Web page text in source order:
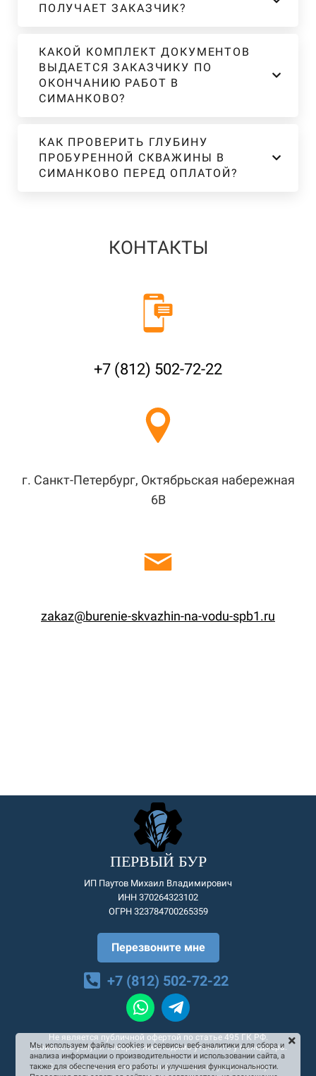
ПОЛУЧАЕТ ЗАКАЗЧИК?
КАКОЙ КОМПЛЕКТ ДОКУМЕНТОВ
ВЫДАЕТСЯ ЗАКАЗЧИКУ ПО
ОКОНЧАНИЮ РАБОТ В
СИМАНКОВО?
КАК ПРОВЕРИТЬ ГЛУБИНУ
ПРОБУРЕННОЙ СКВАЖИНЫ В
СИМАНКОВО ПЕРЕД ОПЛАТОЙ?
КОНТАКТЫ
+7 (812) 502-72-22
г. Санкт-Петербург, Октябрьская набережная
6В
zakaz@burenie-skvazhin-na-vodu-spb1.ru
ПЕРВЫЙ БУР
ИП Паутов Михаил Владимирович
ИНН 370264323102
ОГРН 323784700265359
Перезвоните мне
+7 (812) 502-72-22
Не является публичной офертой по статье 495 ГК РФ.
Стоимость услуг и товаров необходимо уточнять у менеджера.
Согласие на рекламную и информационную рассылку
Мы используем файлы cookies и сервисы веб-аналитики для сбора и
анализа информации о производительности и использовании сайта, а
также для обеспечения его работы и улучшения функциональности.